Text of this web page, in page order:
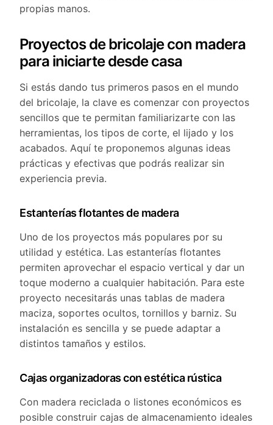
propias manos.
Proyectos de bricolaje con madera
para iniciarte desde casa
Si estás dando tus primeros pasos en el mundo
del bricolaje, la clave es comenzar con proyectos
sencillos que te permitan familiarizarte con las
herramientas, los tipos de corte, el lijado y los
acabados. Aquí te proponemos algunas ideas
prácticas y efectivas que podrás realizar sin
experiencia previa.
Estanterías flotantes de madera
Uno de los proyectos más populares por su
utilidad y estética. Las estanterías flotantes
permiten aprovechar el espacio vertical y dar un
toque moderno a cualquier habitación. Para este
proyecto necesitarás unas tablas de madera
maciza, soportes ocultos, tornillos y barniz. Su
instalación es sencilla y se puede adaptar a
distintos tamaños y estilos.
Cajas organizadoras con estética rústica
Con madera reciclada o listones económicos es
posible construir cajas de almacenamiento ideales